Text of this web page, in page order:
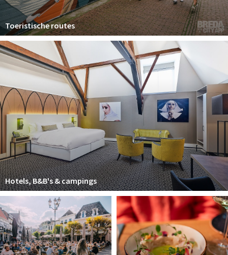
Toeristische routes
Hotels, B&B's & campings